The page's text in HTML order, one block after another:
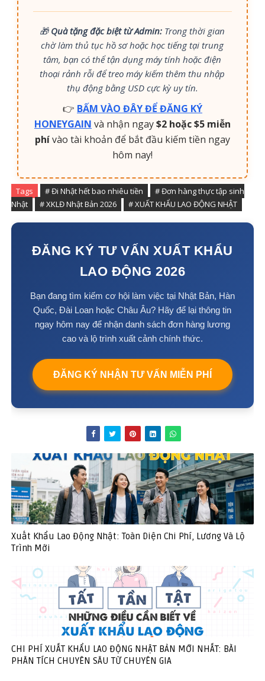
🎁 Quà tặng đặc biệt từ Admin: Trong thời gian
chờ làm thủ tục hồ sơ hoặc học tiếng tại trung
tâm, bạn có thể tận dụng máy tính hoặc điện
thoại rảnh rỗi để treo máy kiếm thêm thu nhập
thụ động bằng USD cực kỳ uy tín.
👉 BẤM VÀO ĐÂY ĐỂ ĐĂNG KÝ
HONEYGAIN và nhận ngay$2 hoặc $5 miễn
phívào tài khoản để bắt đầu kiếm tiền ngay
hôm nay!
Tags # Đi Nhật hết bao nhiêu tiền
# Đơn hàng thực tập sinh
Nhật
# XKLĐ Nhật Bản 2026 # XUẤT KHẨU LAO ĐỘNG NHẬT
ĐĂNG KÝ TƯ VẤN XUẤT KHẨU
LAO ĐỘNG 2026
Bạn đang tìm kiếm cơ hội làm việc tại Nhật Bản, Hàn
Quốc, Đài Loan hoặc Châu Âu? Hãy để lại thông tin
ngay hôm nay để nhận danh sách đơn hàng lương
cao và lộ trình xuất cảnh chính thức.
ĐĂNG KÝ NHẬN TƯ VẤN MIỄN PHÍ
Xuất Khẩu Lao Động Nhật: Toàn Diện Chi Phí, Lương Và Lộ
Trình Mới
CHI PHÍ XUẤT KHẨU LAO ĐỘNG NHẬT BẢN MỚI NHẤT: BÀI
PHÂN TÍCH CHUYÊN SÂU TỪ CHUYÊN GIA